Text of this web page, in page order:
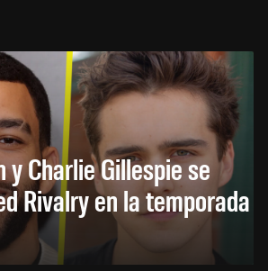
y Charlie Gillespie se
Rivalry en la temporada